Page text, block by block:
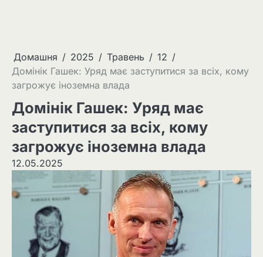
Домашня 2025 Травень
12
Домінік Гашек: Уряд має заступитися за всіх, кому
загрожує іноземна влада
Домінік Гашек: Уряд має
заступитися за всіх, кому
загрожує іноземна влада
12.05.2025